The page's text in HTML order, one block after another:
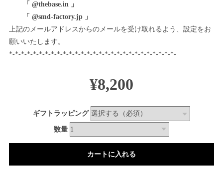
「 @thebase.in 」
「 @smd-factory.jp 」
上記のメールアドレスからのメールを受け取れるよう、設定をお
願いいたします。
*-*-*-*-*-*-*-*-*-*-*-*-*-*-*-*-*-*-*-*-*-*-*-*-*-*-*-*-
¥8,200
ギフトラッピング
数量